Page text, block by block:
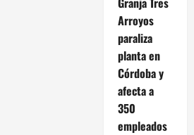
Arroyos
paraliza
planta en
Córdoba y
afecta a
350
empleados